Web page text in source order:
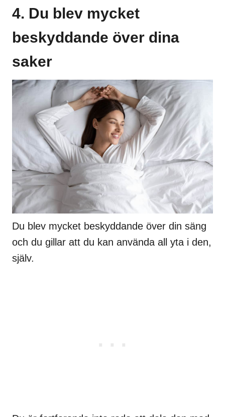
4. Du blev mycket
beskyddande över dina
saker
Du blev mycket beskyddande över din säng
och du gillar att du kan använda all yta i den,
själv.